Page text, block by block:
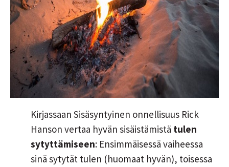
Kirjassaan Sisäsyntyinen onnellisuus Rick
Hanson vertaa hyvän sisäistämistä tulen
sytyttämiseen: Ensimmäisessä vaiheessa
sinä sytytät tulen (huomaat hyvän), toisessa